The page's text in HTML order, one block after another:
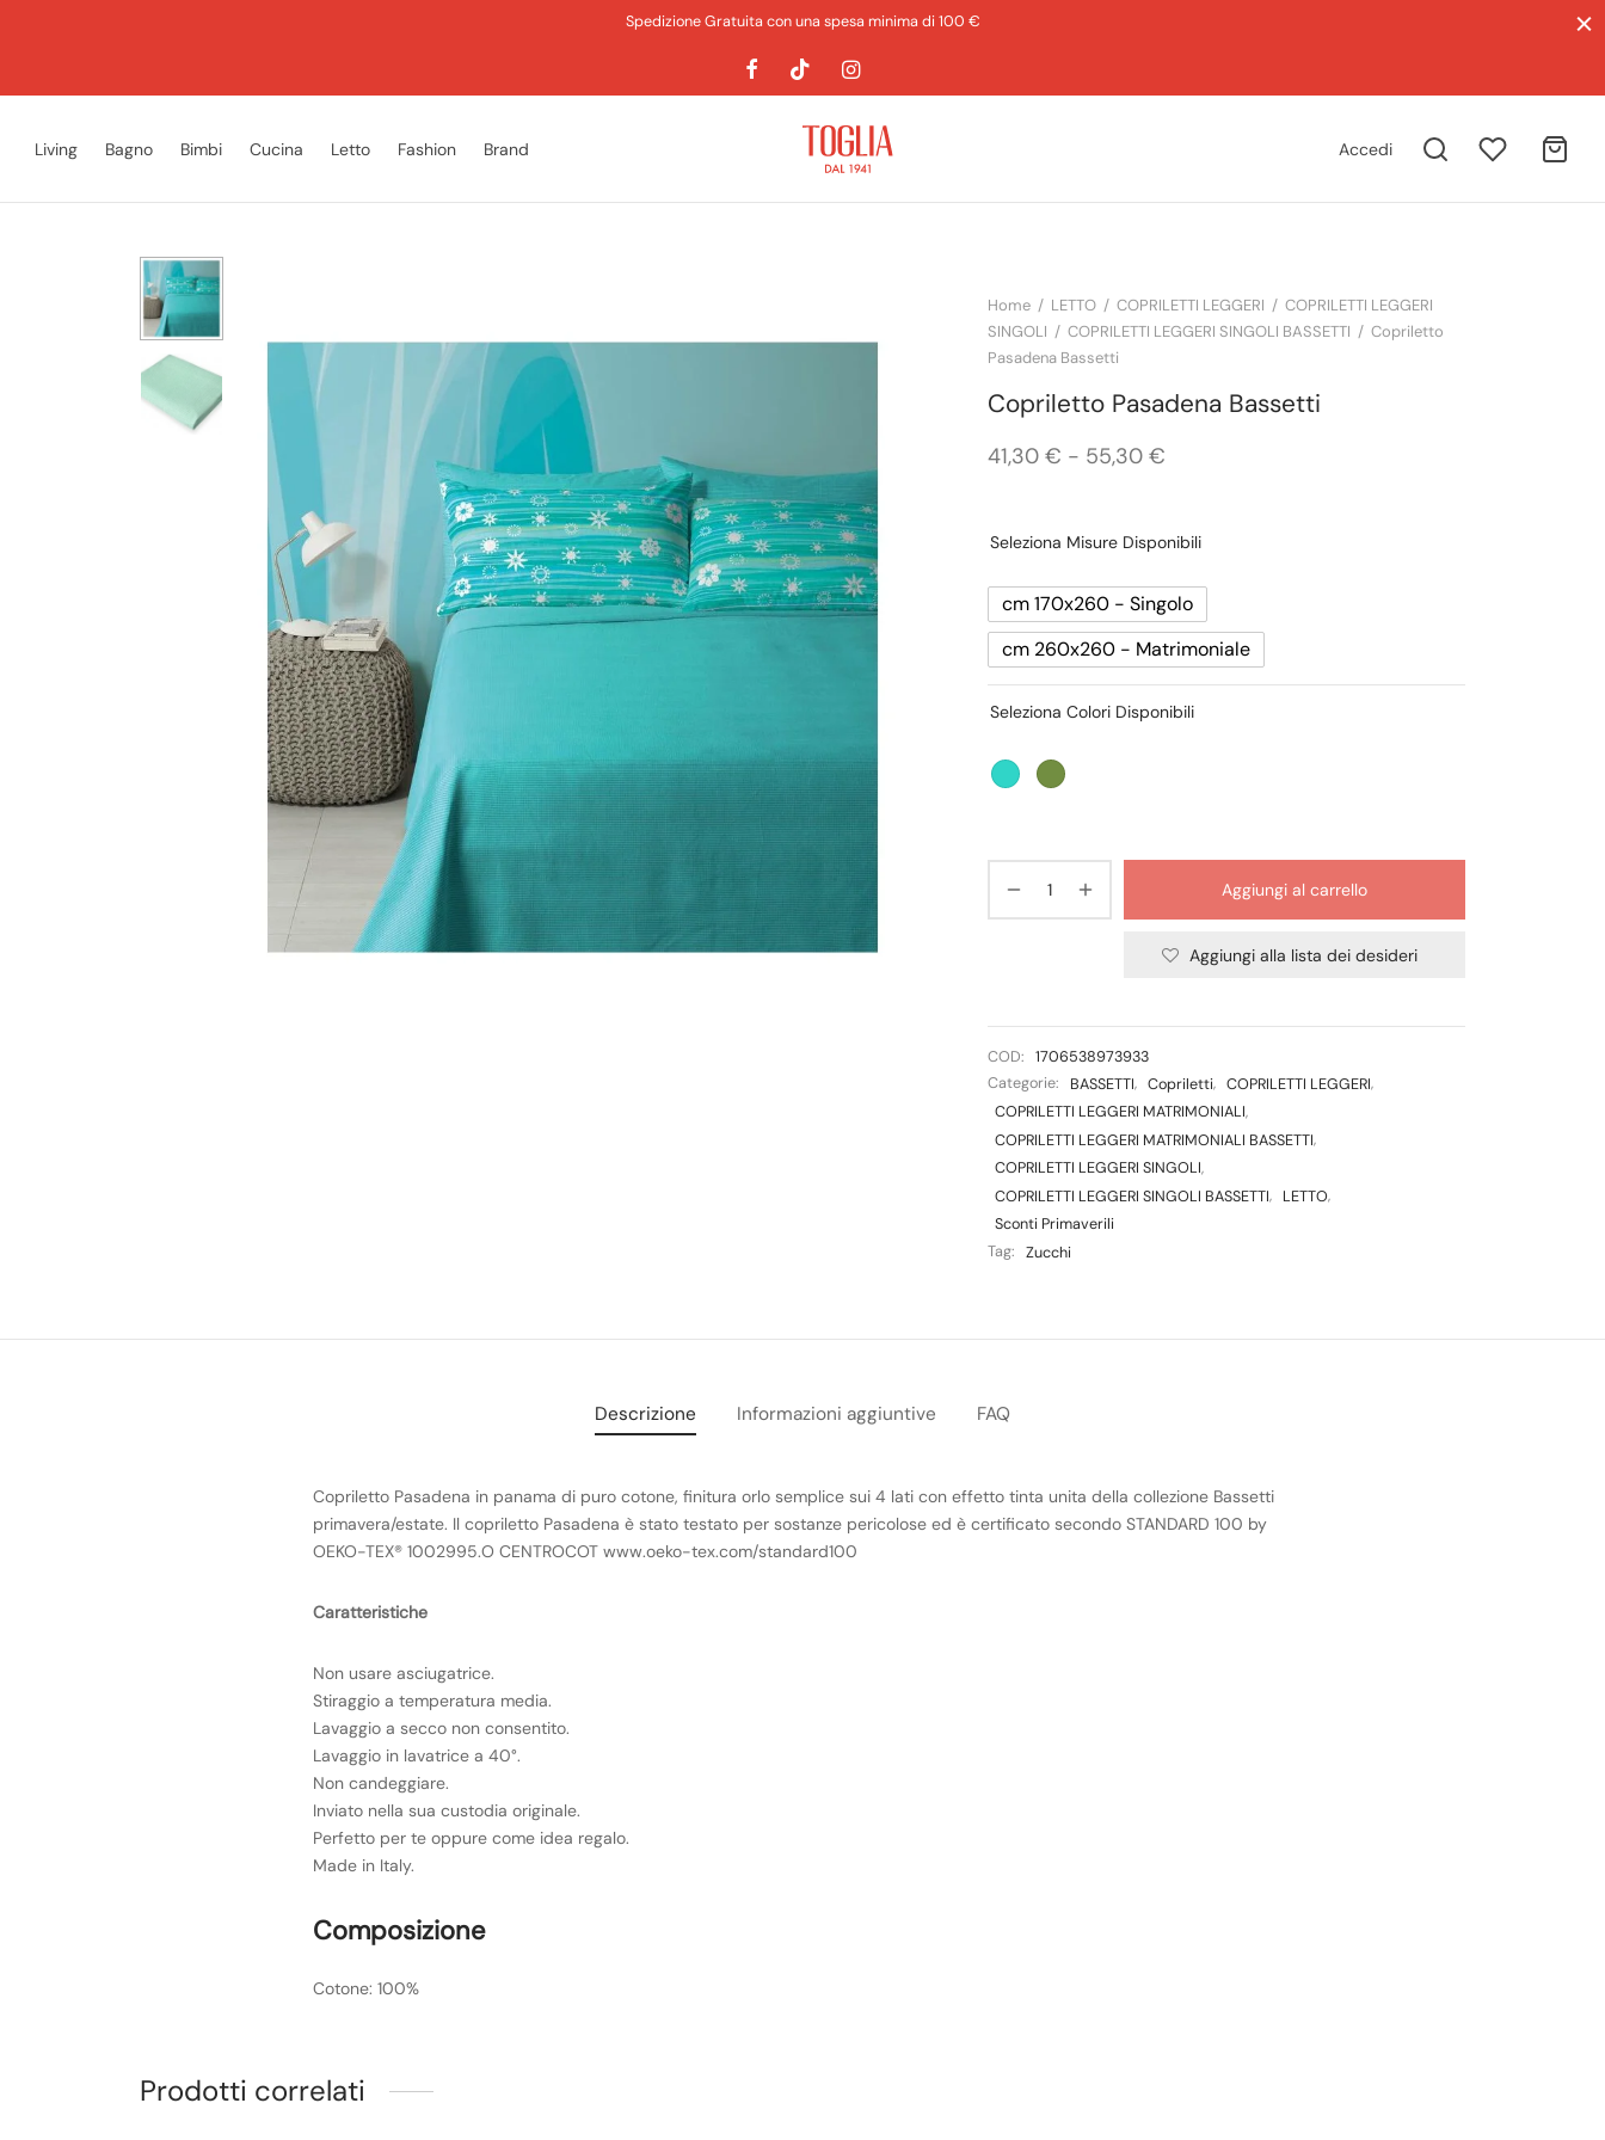
Spedizione Gratuita con una spesa minima di 100 €
Living Bagno Bimbi Cucina Letto Fashion Brand Accedi
Home / LETTO / COPRILETTI LEGGERI / COPRILETTI LEGGERI
SINGOLI / COPRILETTI LEGGERI SINGOLI BASSETTI / Copriletto
Pasadena Bassetti
Copriletto Pasadena Bassetti
41,30 € - 55,30 €
41,30 €
a
55,30 €
Seleziona Misure Disponibili
cm 170x260 - Singolo
cm 260x260 - Matrimoniale
Seleziona Colori Disponibili
Aggiungi al carrello
Aggiungi alla lista dei desideri
COD:
1706538973933
Categorie:
BASSETTI, Copriletti, COPRILETTI LEGGERI,
COPRILETTI LEGGERI MATRIMONIALI,
COPRILETTI LEGGERI MATRIMONIALI BASSETTI,
COPRILETTI LEGGERI SINGOLI,
COPRILETTI LEGGERI SINGOLI BASSETTI, LETTO,
Sconti Primaverili
Tag:
Zucchi
Descrizione Informazioni aggiuntive FAQ
Copriletto Pasadena in panama di puro cotone, finitura orlo semplice sui 4 lati con effetto tinta unita della collezione Bassetti
primavera/estate. Il copriletto Pasadena è stato testato per sostanze pericolose ed è certificato secondo STANDARD 100 by
OEKO-TEX® 1002995.O CENTROCOT www.oeko-tex.com/standard100
Caratteristiche
Non usare asciugatrice.
Stiraggio a temperatura media.
Lavaggio a secco non consentito.
Lavaggio in lavatrice a 40°.
Non candeggiare.
Inviato nella sua custodia originale.
Perfetto per te oppure come idea regalo.
Made in Italy.
Composizione
Cotone: 100%
Prodotti correlati